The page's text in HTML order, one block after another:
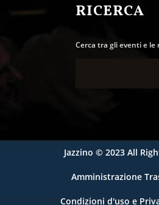
RICERCA
Cerca tra gli eventi e le
Jazzino © 2023 All
Amministrazione
Condizioni d'uso e